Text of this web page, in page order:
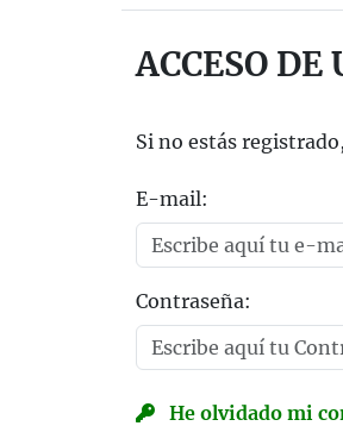
ACCESO DE
Si no estás registrado,
E-mail:
Contraseña:
He olvidado mi